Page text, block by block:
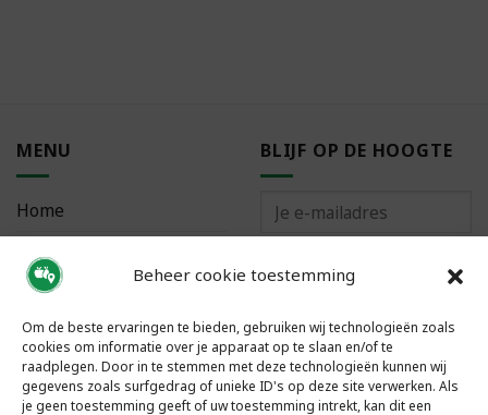
Beheer cookie toestemming
Om de beste ervaringen te bieden, gebruiken wij technologieën zoals
cookies om informatie over je apparaat op te slaan en/of te
raadplegen. Door in te stemmen met deze technologieën kunnen wij
gegevens zoals surfgedrag of unieke ID's op deze site verwerken. Als
je geen toestemming geeft of uw toestemming intrekt, kan dit een
MENU
Home
Bestellen
Meest gestelde vragen
BLIJF OP DE HOOGTE